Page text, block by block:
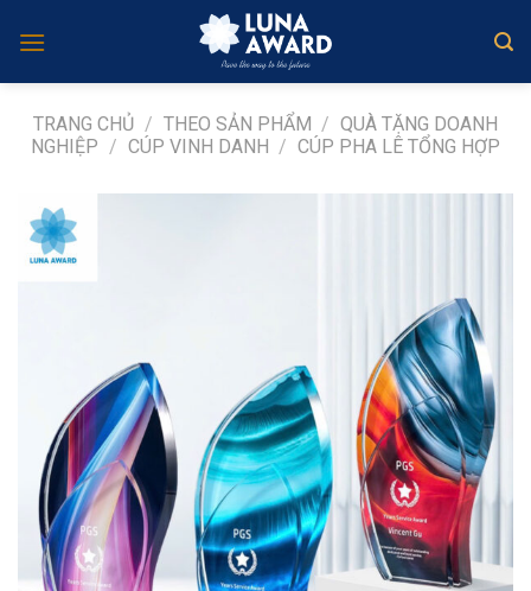
TRANG CHỦ / THEO SẢN PHẨM / QUÀ TẶNG DOANH
NGHIỆP / CÚP VINH DANH / CÚP PHA LÊ TỔNG HỢP